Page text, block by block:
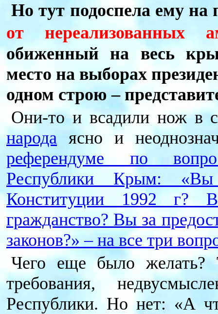
Но тут подоспела ему
от
обиженный на весь
место на выборах
одном строю –
Они-то и всадили нож в
народа ясно и
референдуме по
Республики Крым: «Вы
Конституции 1992 г?
гражданство? Вы за
законов?» – на все три
Чего еще было желать?
требования,
Республики. Но нет: «А